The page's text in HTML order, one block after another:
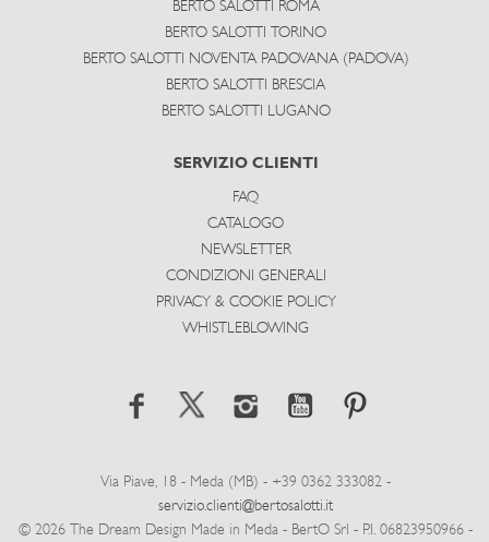
BERTO SALOTTI ROMA
BERTO SALOTTI TORINO
BERTO SALOTTI NOVENTA PADOVANA (PADOVA)
BERTO SALOTTI BRESCIA
BERTO SALOTTI LUGANO
SERVIZIO CLIENTI
FAQ
CATALOGO
NEWSLETTER
CONDIZIONI GENERALI
PRIVACY & COOKIE POLICY
WHISTLEBLOWING
Via Piave, 18 - Meda (MB) - +39 0362 333082 -
servizio.clienti@bertosalotti.it
© 2026 The Dream Design Made in Meda - BertO Srl - P.I. 06823950966 -